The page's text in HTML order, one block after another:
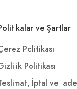
ve Şartlar
Politikası
Politikası
İptal ve İade